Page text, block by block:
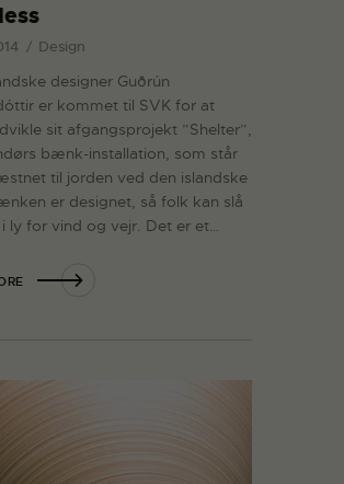
Design
designer Guðrún
er kommet til SVK for at
sit afgangsprojekt ”Shelter”,
bænk-installation, som står
til jorden ved den islandske
er designet, så folk kan slå
ly for vind og vejr. Det er et…